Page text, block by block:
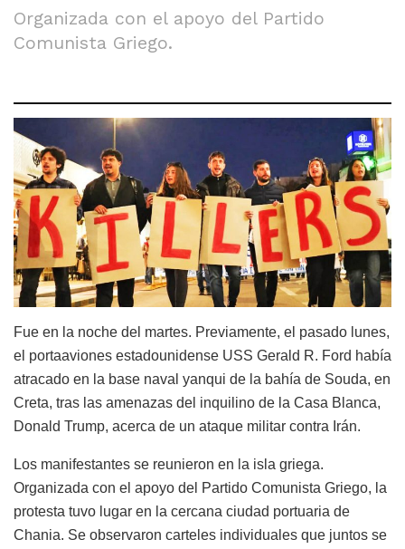
Organizada con el apoyo del Partido
Comunista Griego.
Fue en la noche del martes. Previamente, el pasado lunes,
el portaaviones estadounidense USS Gerald R. Ford había
atracado en la base naval yanqui de la bahía de Souda, en
Creta, tras las amenazas del inquilino de la Casa Blanca,
Donald Trump, acerca de un ataque militar contra Irán.
Los manifestantes se reunieron en la isla griega.
Organizada con el apoyo del Partido Comunista Griego, la
protesta tuvo lugar en la cercana ciudad portuaria de
Chania. Se observaron carteles individuales que juntos se